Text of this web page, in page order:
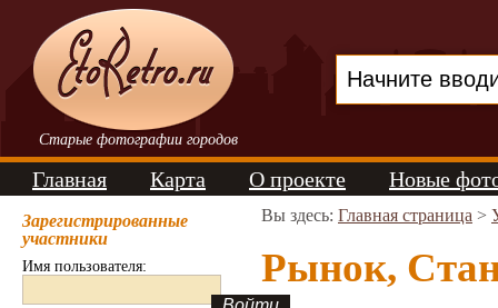
Старые фотографии городов
Главная Карта О проекте Новые
Зарегистрированные
участники
Имя пользователя:
Вы здесь: Главная страница >
Рынок,